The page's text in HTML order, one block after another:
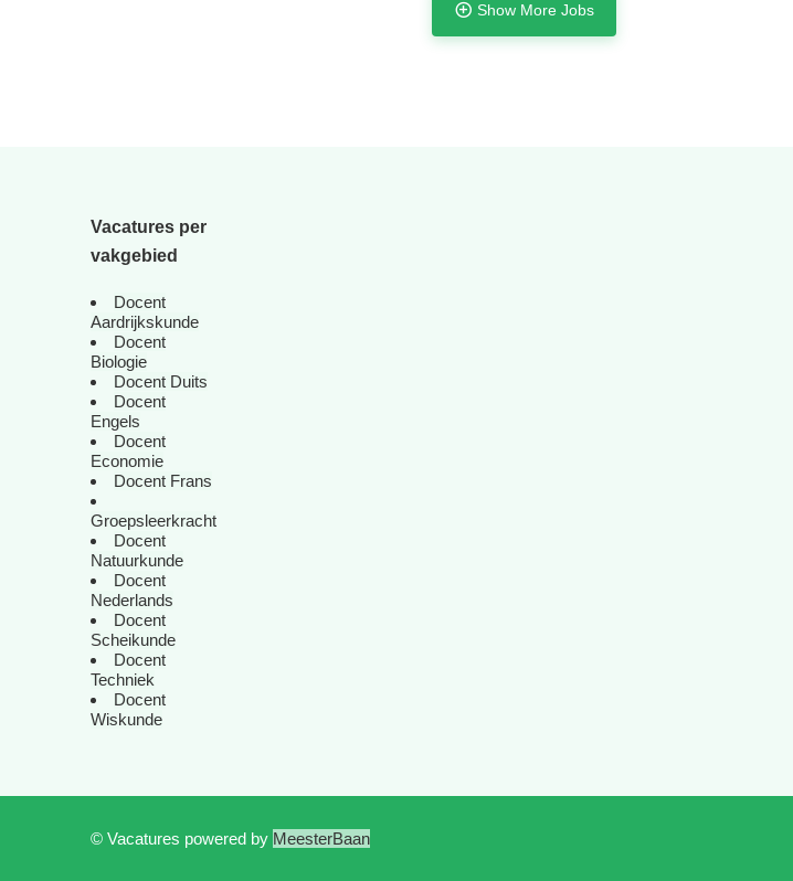
Show More Jobs
Vacatures per
vakgebied
Docent
Aardrijkskunde
Docent
Biologie
Docent Duits
Docent
Engels
Docent
Economie
Docent Frans
Groepsleerkracht
Docent
Natuurkunde
Docent
Nederlands
Docent
Scheikunde
Docent
Techniek
Docent
Wiskunde
© Vacatures powered by MeesterBaan